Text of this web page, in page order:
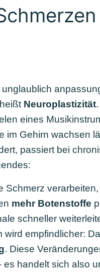
Neuroplastizität
eines
im Gehirn wachsen
passiert bei
Schmerz verarbeiten,
mehr Botenstoffe
schneller
wird empfindlicher:
. Diese
handelt sich also